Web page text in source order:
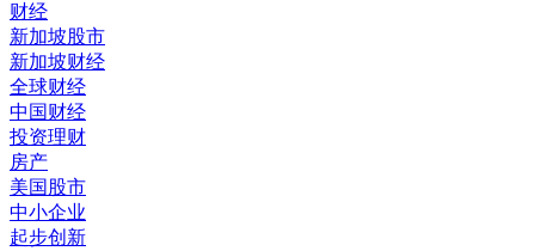
财经
新加坡股市
新加坡财经
全球财经
中国财经
投资理财
房产
美国股市
中小企业
起步创新